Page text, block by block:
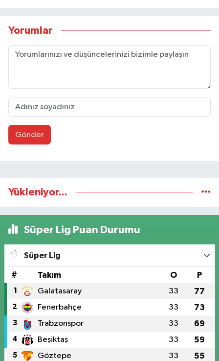
Yorumlar
Gönder
Yükleniyor...
Süper Lig Puan Durumu
Süper Lig
# Takım O P
1 Galatasaray 33 77
2 Fenerbahçe 33 73
3 Trabzonspor 33 69
4 Beşiktaş 33 59
5 Göztepe 33 55